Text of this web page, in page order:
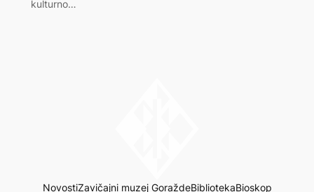
kulturno…
NovostiZavičajni muzej GoraždeBibliotekaBioskop